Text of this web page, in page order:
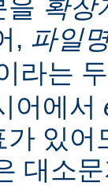
을 확장
, 파일
라는
어에서
가 있
대소